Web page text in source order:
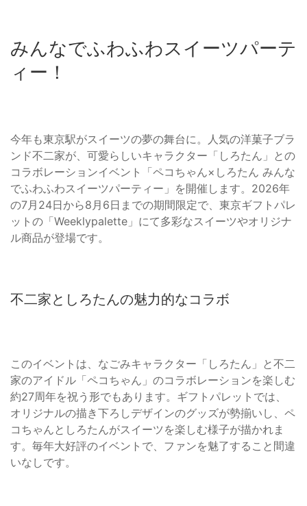
みんなでふわふわスイーツパーテ
ィー！
今年も東京駅がスイーツの夢の舞台に。人気の洋菓子ブラ
ンド不二家が、可愛らしいキャラクター「しろたん」との
コラボレーションイベント「ペコちゃん×しろたん みんな
でふわふわスイーツパーティー」を開催します。2026年
の7月24日から8月6日までの期間限定で、東京ギフトパレ
ットの「Weeklypalette」にて多彩なスイーツやオリジナ
ル商品が登場です。
不二家としろたんの魅力的なコラボ
このイベントは、なごみキャラクター「しろたん」と不二
家のアイドル「ペコちゃん」のコラボレーションを楽しむ
約27周年を祝う形でもあります。ギフトパレットでは、
オリジナルの描き下ろしデザインのグッズが勢揃いし、ペ
コちゃんとしろたんがスイーツを楽しむ様子が描かれま
す。毎年大好評のイベントで、ファンを魅了すること間違
いなしです。